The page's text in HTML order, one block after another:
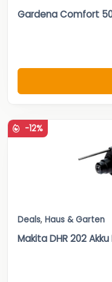
Gardena Comfort
-12%
Deals, Haus & Garten
Makita DHR 202